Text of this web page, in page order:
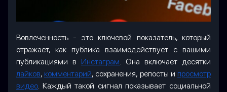
Вовлеченность - это ключевой показатель, который
отражает, как публика взаимодействует с вашими
публикациями в Инстаграм . Она включает десятки
лайков, комментарий, сохранения, репосты и просмотр
видео . Каждый такой сигнал показывает социальной